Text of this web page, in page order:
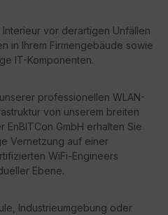
Interieur vor derartigen Unfällen
in Ihrem Firmengebäude sowie
IT-Komponenten.
professionellen WLAN-
von unserem breiten
EnBITCon GmbH erhalten Sie
Vernetzung auf einer
WiFi-Engineers
Ebene.
Industrieumgebung oder